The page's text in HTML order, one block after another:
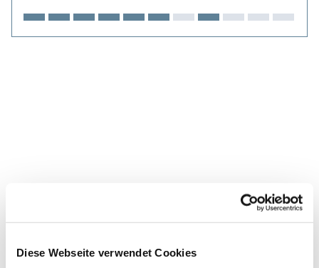
Diese Webseite verwendet Cookies
Kursorte mit Kursangeboten